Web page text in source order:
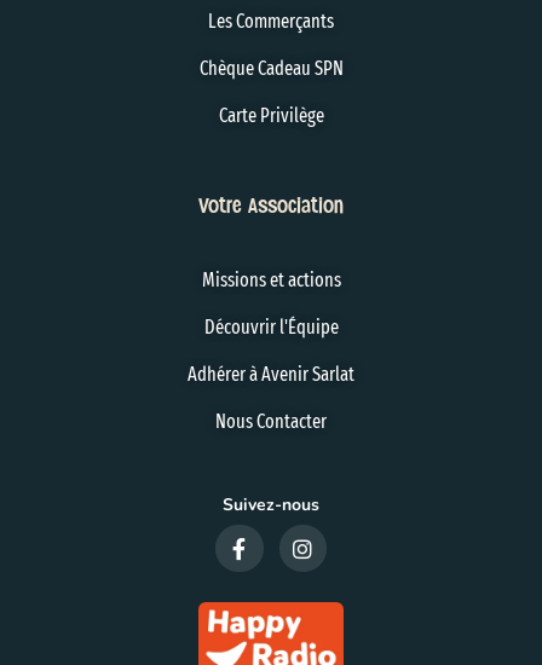
Les Commerçants
Chèque Cadeau SPN
Carte Privilège
Votre Association
Missions et actions
Découvrir l'Équipe
Adhérer à Avenir Sarlat
Nous Contacter
Suivez-nous